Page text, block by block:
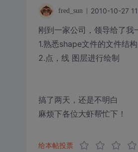
fred_sun 2010-10-27
刚到一家公司，领导给了我
1.熟悉shape文件的文件结
2.点，线 图层进行绘制
搞了两天，还是不明白
麻烦下各位大虾帮忙下！
给本帖投票